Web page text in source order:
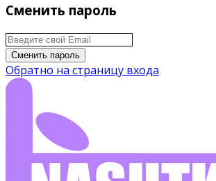
Сменить пароль
Сменить пароль
Обратно на страницу входа